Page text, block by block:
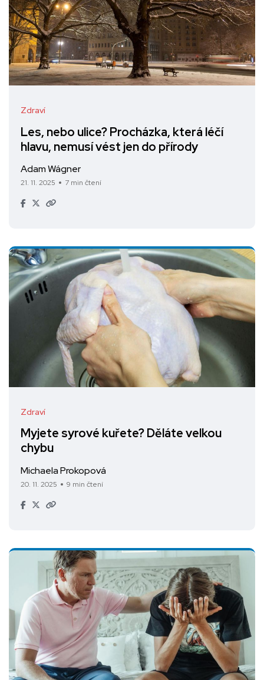
Zdraví
Les, nebo ulice? Procházka, která léčí
hlavu, nemusí vést jen do přírody
Adam Wágner
21. 11. 2025 7 min čtení
Zdraví
Myjete syrové kuřete? Děláte velkou
chybu
Michaela Prokopová
20. 11. 2025 9 min čtení